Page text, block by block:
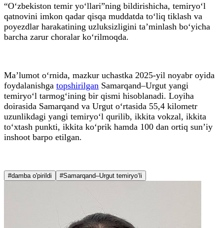
“O‘zbekiston temir yo‘llari”ning bildirishicha, temiryo‘l
qatnovini imkon qadar qisqa muddatda to‘liq tiklash va
poyezdlar harakatining uzluksizligini ta’minlash bo‘yicha
barcha zarur choralar ko‘rilmoqda.
Ma’lumot o‘rnida, mazkur uchastka 2025-yil noyabr oyida
foydalanishga topshirilgan Samarqand–Urgut yangi
temiryo‘l tarmog‘ining bir qismi hisoblanadi. Loyiha
doirasida Samarqand va Urgut o‘rtasida 55,4 kilometr
uzunlikdagi yangi temiryo‘l qurilib, ikkita vokzal, ikkita
to‘xtash punkti, ikkita ko‘prik hamda 100 dan ortiq sun’iy
inshoot barpo etilgan.
#damba o'pirildi #Samarqand–Urgut temiryo‘li